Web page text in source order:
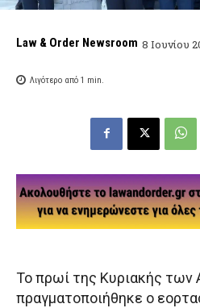
Law & Order Newsroom 8 Ιουνίου
Λιγότερο από 1 min.
Το πρωί της Κυριακής
πραγματοποιήθηκε ο